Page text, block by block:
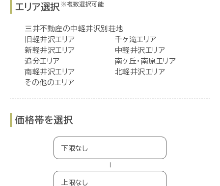
エリア選択 ※複数選択可能
三井不動産の中軽井沢別荘地
旧軽井沢エリア
千ヶ滝エリア
新軽井沢エリア
中軽井沢エリア
追分エリア
南ヶ丘・南原エリア
南軽井沢エリア
北軽井沢エリア
その他のエリア
価格帯を選択